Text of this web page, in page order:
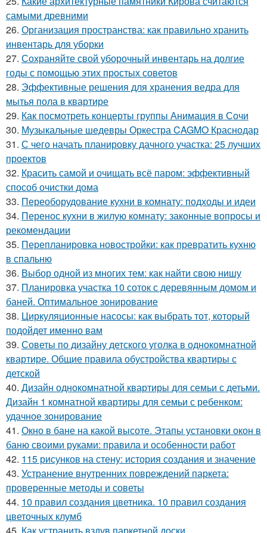
самыми древними
26. Организация пространства: как правильно хранить
инвентарь для уборки
27. Сохраняйте свой уборочный инвентарь на долгие
годы с помощью этих простых советов
28. Эффективные решения для хранения ведра для
мытья пола в квартире
29. Как посмотреть концерты группы Анимация в Сочи
30. Музыкальные шедевры Оркестра CAGMO Краснодар
31. С чего начать планировку дачного участка: 25 лучших
проектов
32. Красить самой и очищать всё паром: эффективный
способ очистки дома
33. Переоборудование кухни в комнату: подходы и идеи
34. Перенос кухни в жилую комнату: законные вопросы и
рекомендации
35. Перепланировка новостройки: как превратить кухню
в спальню
36. Выбор одной из многих тем: как найти свою нишу
37. Планировка участка 10 соток с деревянным домом и
баней. Оптимальное зонирование
38. Циркуляционные насосы: как выбрать тот, который
подойдет именно вам
39. Советы по дизайну детского уголка в однокомнатной
квартире. Общие правила обустройства квартиры с
детской
40. Дизайн однокомнатной квартиры для семьи с детьми.
Дизайн 1 комнатной квартиры для семьи с ребенком:
удачное зонирование
41. Окно в бане на какой высоте. Этапы установки окон в
баню своими руками: правила и особенности работ
42. 115 рисунков на стену: история создания и значение
43. Устранение внутренних повреждений паркета:
проверенные методы и советы
44. 10 правил создания цветника. 10 правил создания
цветочных клумб